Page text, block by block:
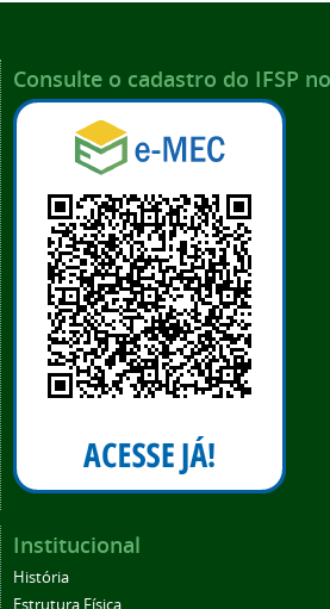
Consulte o cadastro do IFSP
Institucional
História